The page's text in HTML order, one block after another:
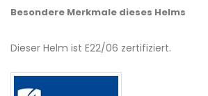
Besondere Merkmale dieses Helms
Dieser Helm ist E22/06 zertifiziert.